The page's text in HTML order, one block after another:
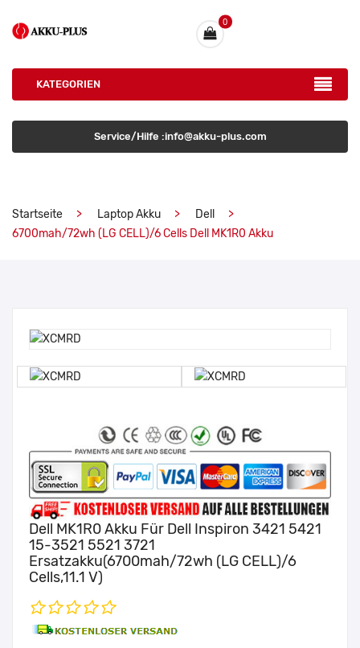
0
KATEGORIEN
Service/Hilfe :info@akku-plus.com
Startseite Laptop Akku
Dell
6700mah/72wh (LG CELL)/6 Cells Dell MK1R0 Akku
Dell MK1R0 Akku Für Dell Inspiron 3421 5421
15-3521 5521 3721
Ersatzakku(6700mah/72wh (LG CELL)/6
Cells,11.1 V)